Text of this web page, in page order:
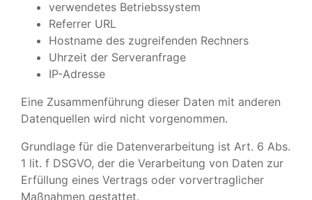
verwendetes Betriebssystem
Referrer URL
Hostname des zugreifenden Rechners
Uhrzeit der Serveranfrage
IP-Adresse
Eine Zusammenführung dieser Daten mit anderen
Datenquellen wird nicht vorgenommen.
Grundlage für die Datenverarbeitung ist Art. 6 Abs.
1 lit. f DSGVO, der die Verarbeitung von Daten zur
Erfüllung eines Vertrags oder vorvertraglicher
Maßnahmen gestattet.